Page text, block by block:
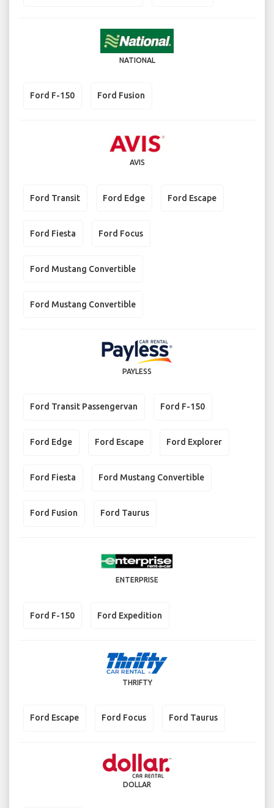
NATIONAL
Ford F-150 Ford Fusion
AVIS
Ford Transit Ford Edge Ford Escape
Ford Fiesta Ford Focus
Ford Mustang Convertible
Ford Mustang Convertible
PAYLESS
Ford Transit Passengervan Ford F-150
Ford Edge Ford Escape Ford Explorer
Ford Fiesta Ford Mustang Convertible
Ford Fusion Ford Taurus
ENTERPRISE
Ford F-150 Ford Expedition
THRIFTY
Ford Escape Ford Focus Ford Taurus
DOLLAR